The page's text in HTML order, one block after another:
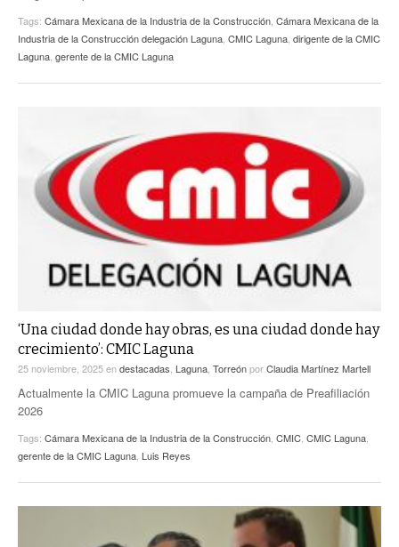
Tags: Cámara Mexicana de la Industria de la Construcción Cámara Mexicana de la
Industria de la Construcción delegación Laguna CMIC Laguna dirigente de la CMIC
Laguna gerente de la CMIC Laguna
‘Una ciudad donde hay obras, es una ciudad donde hay
crecimiento’: CMIC Laguna
25 noviembre, 2025endestacadas, Laguna, TorreónporClaudia Martínez Martell
Actualmente la CMIC Laguna promueve la campaña de Preafiliación
2026
Tags: Cámara Mexicana de la Industria de la Construcción, CMIC, CMIC Laguna,
gerente de la CMIC Laguna, Luis Reyes